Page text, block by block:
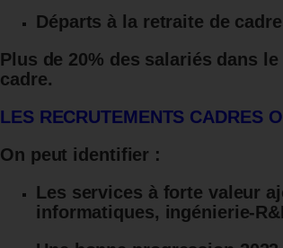
Départs à la retraite de
Plus de 20% des salariés dans
cadre.
LES RECRUTEMENTS CADRES
On peut identifier :
Les services à forte valeur
informatiques, ingénierie-